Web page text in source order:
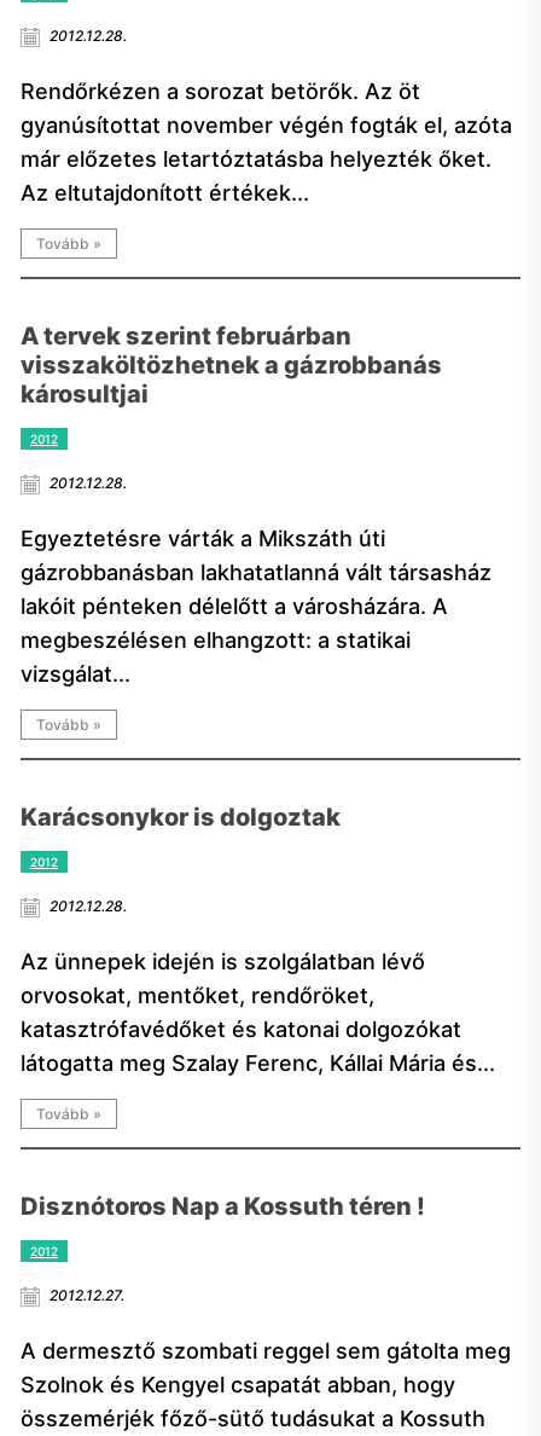
2012.12.28.
Rendőrkézen a sorozat betörők. Az öt
gyanúsítottat november végén fogták el, azóta
már előzetes letartóztatásba helyezték őket.
Az eltutajdonított értékek...
Tovább »
A tervek szerint februárban
visszaköltözhetnek a gázrobbanás
károsultjai
2012
2012.12.28.
Egyeztetésre várták a Mikszáth úti
gázrobbanásban lakhatatlanná vált társasház
lakóit pénteken délelőtt a városházára. A
megbeszélésen elhangzott: a statikai
vizsgálat...
Tovább »
Karácsonykor is dolgoztak
2012
2012.12.28.
Az ünnepek idején is szolgálatban lévő
orvosokat, mentőket, rendőröket,
katasztrófavédőket és katonai dolgozókat
látogatta meg Szalay Ferenc, Kállai Mária és...
Tovább »
Disznótoros Nap a Kossuth téren !
2012
2012.12.27.
A dermesztő szombati reggel sem gátolta meg
Szolnok és Kengyel csapatát abban, hogy
összemérjék főző-sütő tudásukat a Kossuth